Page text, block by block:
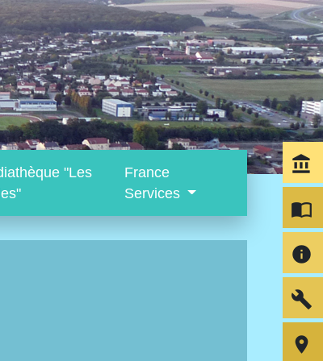
"Les
France
Services
account_balance
import_contacts
info
build
room